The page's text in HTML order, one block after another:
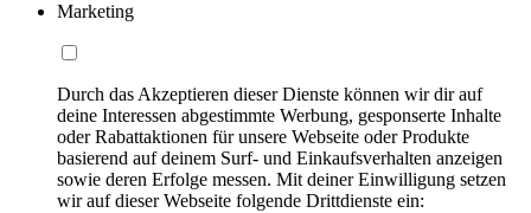
Marketing
Durch das Akzeptieren dieser Dienste können wir dir auf
deine Interessen abgestimmte Werbung, gesponserte Inhalte
oder Rabattaktionen für unsere Webseite oder Produkte
basierend auf deinem Surf- und Einkaufsverhalten anzeigen
sowie deren Erfolge messen. Mit deiner Einwilligung setzen
wir auf dieser Webseite folgende Drittdienste ein: